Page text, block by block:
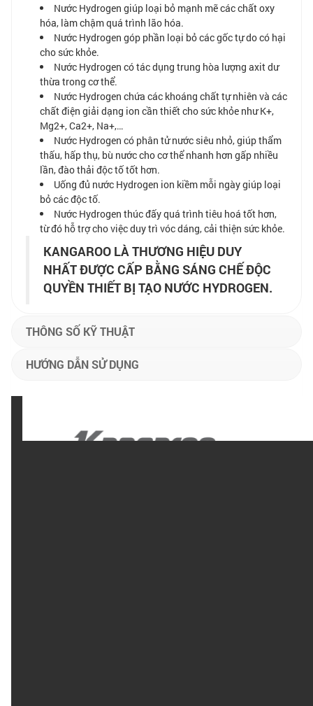
Nước Hydrogen giúp loại bỏ mạnh mẽ các chất oxy
hóa, làm chậm quá trình lão hóa.
Nước Hydrogen góp phần loại bỏ các gốc tự do có hại
cho sức khỏe.
Nước Hydrogen có tác dụng trung hòa lượng axit dư
thừa trong cơ thể.
Nước Hydrogen chứa các khoáng chất tự nhiên và các
chất điện giải dạng ion cần thiết cho sức khỏe như K+,
Mg2+, Ca2+, Na+,…
Nước Hydrogen có phân tử nước siêu nhỏ, giúp thẩm
thấu, hấp thụ, bù nước cho cơ thể nhanh hơn gấp nhiều
lần, đào thải độc tố tốt hơn.
Uống đủ nước Hydrogen ion kiềm mỗi ngày giúp loại
bỏ các độc tố.
Nước Hydrogen thúc đấy quá trình tiêu hoá tốt hơn,
từ đó hỗ trợ cho việc duy trì vóc dáng, cải thiện sức khỏe.
KANGAROO LÀ THƯƠNG HIỆU DUY
NHẤT ĐƯỢC CẤP BẰNG SÁNG CHẾ ĐỘC
QUYỀN THIẾT BỊ TẠO NƯỚC HYDROGEN.
THÔNG SỐ KỸ THUẬT
HƯỚNG DẪN SỬ DỤNG